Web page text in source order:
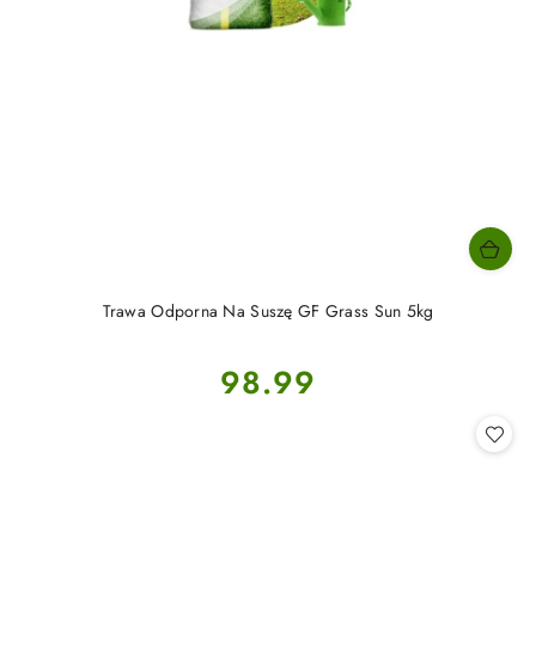
Trawa Odporna Na Suszę GF Grass Sun 5kg
Cena:
98.99